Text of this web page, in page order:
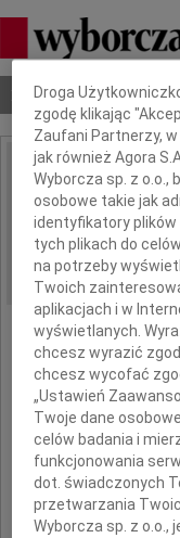
Nekrologi Odeszli
IMIĘ I NAZWISKO:
REGION:
DATA EMISJI:
Dbamy o Twoją
Droga
zgodę klikając
Zaufani Partnerzy,
jak również Agora
Wyborcza sp. z o.o.,
osobowe takie jak
identyfikatory plików
tych plikach do
na potrzeby
Twoich
aplikacjach i w
wyświetlanych.
chcesz wyrazić
chcesz wycofać
„Ustawień
Twoje dane
celów badania i
funkcjonowania
dot. świadczonych
przetwarzania
Wyborcza sp. z o.o.,